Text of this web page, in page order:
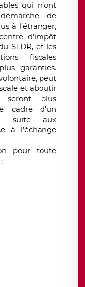
qui n’ont
de
à l’étranger,
d’impôt
STDR, et les
fiscales
garanties.
peut
et aboutir
seront plus
cadre d’un
suite aux
à l’échange
pour toute